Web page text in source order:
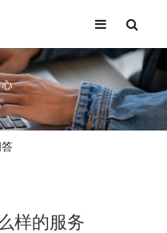
样的服务